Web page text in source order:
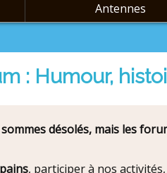
Antennes
: Humour,
désolés, mais les
, participer à nos